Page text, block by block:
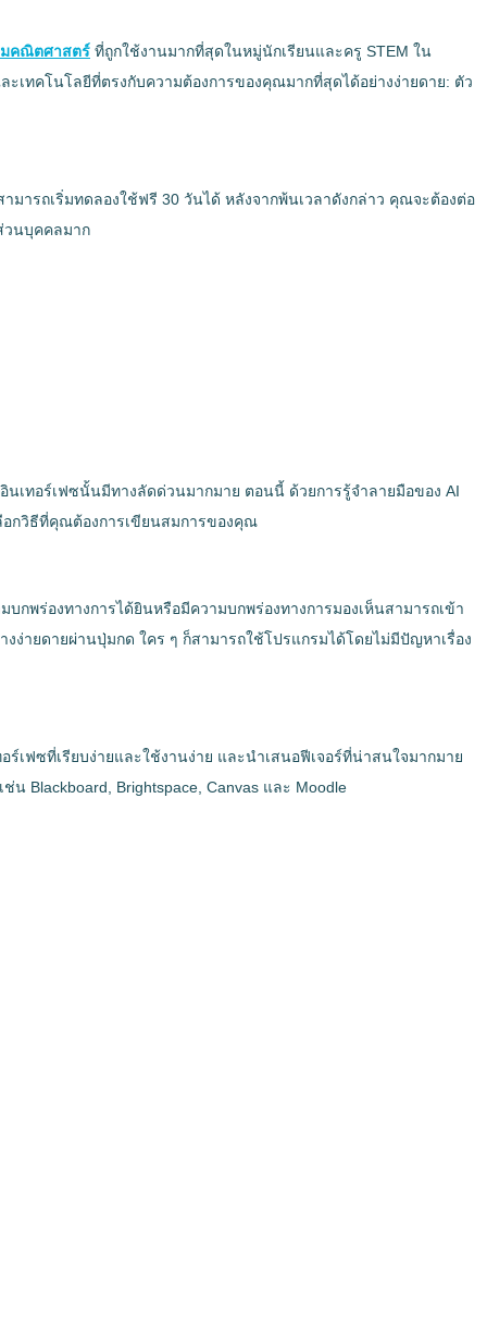
คณิตศาสตร์ ที่ถูกใช้งานมากที่สุดในหมู่นักเรียนและครู STEM ใน
เทคโนโลยีที่ตรงกับความต้องการของคุณมากที่สุดได้อย่างง่ายดาย: ตัว
ารถเริ่มทดลองใช้ฟรี 30 วันได้ หลังจากพ้นเวลาดังกล่าว คุณจะต้องต่อ
วนบุคคลมาก
เทอร์เฟซนั้นมีทางลัดด่วนมากมาย ตอนนี้ ด้วยการรู้จำลายมือของ AI
กวิธีที่คุณต้องการเขียนสมการของคุณ
พร่องทางการได้ยินหรือมีความบกพร่องทางการมองเห็นสามารถเข้า
ายดายผ่านปุ่มกด ใคร ๆ ก็สามารถใช้โปรแกรมได้โดยไม่มีปัญหาเรื่อง
ฟซที่เรียบง่ายและใช้งานง่าย และนำเสนอฟีเจอร์ที่น่าสนใจมากมาย
Blackboard, Brightspace, Canvas และ Moodle